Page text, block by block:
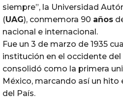
siempre”, la Universidad
(UAG), conmemora 90 años
nacional e internacional.
Fue un 3 de marzo de 1935
institución en el occidente del
consolidó como la primera
México, marcando así un hito
del País.